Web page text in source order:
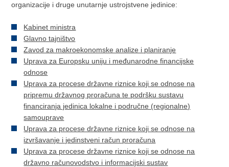
organizacije i druge unutarnje ustrojstvene jedinice:
Kabinet ministra
Glavno tajništvo
Zavod za makroekonomske analize i planiranje
Uprava za Europsku uniju i međunarodne financijske
odnose
Uprava za procese državne riznice koji se odnose na
pripremu državnog proračuna te podršku sustavu
financiranja jedinica lokalne i područne (regionalne)
samouprave
Uprava za procese državne riznice koji se odnose na
izvršavanje i jedinstveni račun proračuna
Uprava za procese državne riznice koji se odnose na
državno računovodstvo i informacijski sustav